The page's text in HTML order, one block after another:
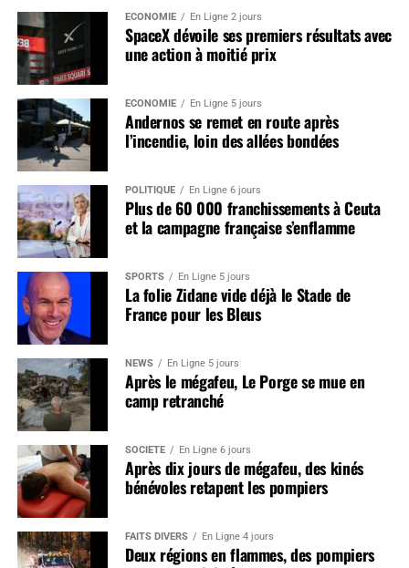
ÉCONOMIE En Ligne 2 jours
SpaceX dévoile ses premiers résultats avec
une action à moitié prix
ÉCONOMIE En Ligne 5 jours
Andernos se remet en route après
l’incendie, loin des allées bondées
POLITIQUE En Ligne 6 jours
Plus de 60 000 franchissements à Ceuta
et la campagne française s’enflamme
SPORTS En Ligne 5 jours
La folie Zidane vide déjà le Stade de
France pour les Bleus
NEWS En Ligne 5 jours
Après le mégafeu, Le Porge se mue en
camp retranché
SOCIÉTÉ En Ligne 6 jours
Après dix jours de mégafeu, des kinés
bénévoles retapent les pompiers
FAITS DIVERS En Ligne 4 jours
Deux régions en flammes, des pompiers